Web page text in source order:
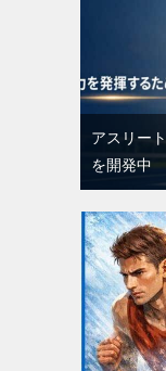
アスリー
を開発中